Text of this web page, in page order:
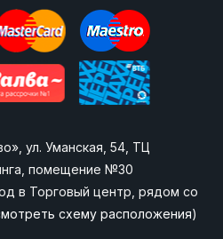
ул. Уманская, 54, ТЦ
помещение №30
в Торговый центр, рядом со
схему расположения)